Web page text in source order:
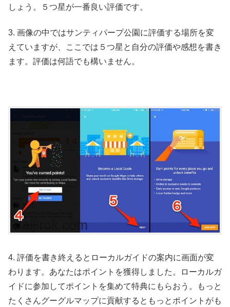
しょう。５つ星が一番良い評価です。
3. 画像の中ではサンティパープ公園に評価する場所を変
えていますが、ここでは５つ星と自分の評価や感想を書き
ます。評価は何語でも構いません。
4. 評価を書き終えるとローカルガイドの案内に画面が変
わります。あなたはポイントを獲得しました。ローカルガ
イドに参加してポイントを集めて特典にもらおう。もっと
たくさんグーグルマップに貢献するともっとポイントがも